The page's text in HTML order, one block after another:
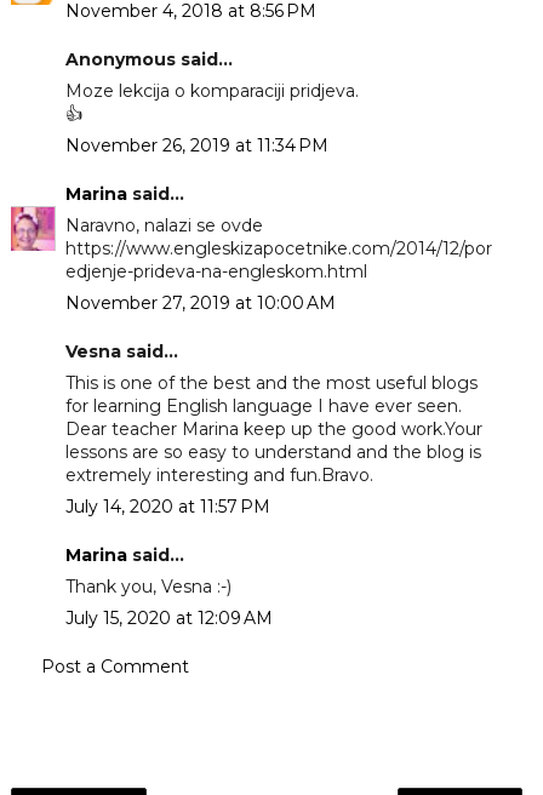
November 4, 2018 at 8:56 PM
Anonymous said...
Moze lekcija o komparaciji pridjeva.
👍
November 26, 2019 at 11:34 PM
Marinasaid...
Naravno, nalazi se ovde
https://www.engleskizapocetnike.com/2014/12/por
edjenje-prideva-na-engleskom.html
November 27, 2019 at 10:00 AM
Vesna said...
This is one of the best and the most useful blogs
for learning English language I have ever seen.
Dear teacher Marina keep up the good work.Your
lessons are so easy to understand and the blog is
extremely interesting and fun.Bravo.
July 14, 2020 at 11:57 PM
Marinasaid...
Thank you, Vesna :-)
July 15, 2020 at 12:09 AM
Post a Comment